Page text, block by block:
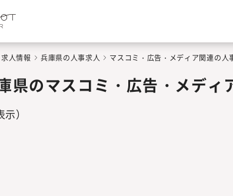
人情報 兵庫県の人事求人 マスコミ・広告・メディア関連の人
県のマスコミ・広告・メディ
示）